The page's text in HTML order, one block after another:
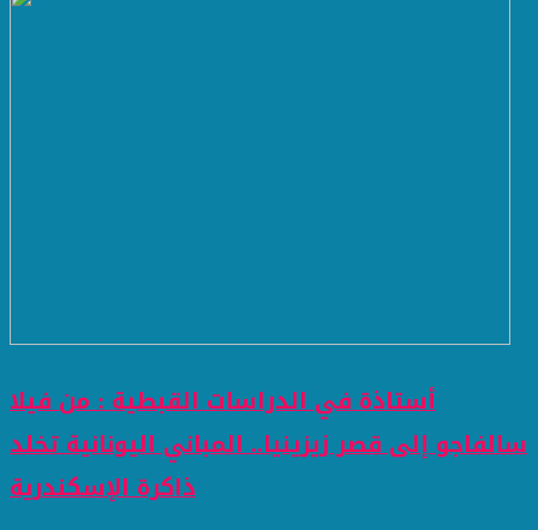
أستاذة في الدراسات القبطية : من فيلا
سالفاجو إلى قصر زيزينيا.. المباني اليونانية تخلد
ذاكرة الإسكندرية